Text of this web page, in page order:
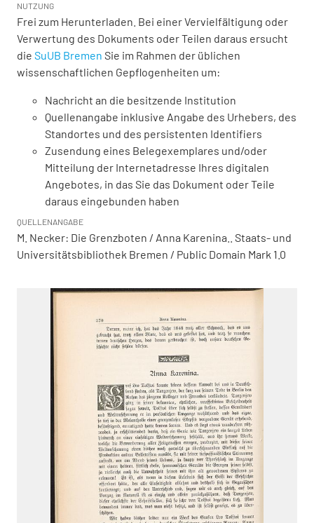
NUTZUNG
Frei zum Herunterladen. Bei einer Vervielfältigung oder
Verwertung des Dokuments oder Teilen daraus ersucht
die SuUB Bremen Sie im Rahmen der üblichen
wissenschaftlichen Gepflogenheiten um:
Nachricht an die besitzende Institution
Quellenangabe inklusive Angabe des Urhebers, des
Standortes und des persistenten Identifiers
Zusendung eines Belegexemplares und/oder
Mitteilung der Internetadresse Ihres digitalen
Angebotes, in das Sie das Dokument oder Teile
daraus eingebunden haben
QUELLENANGABE
M. Necker: Die Grenzboten / Anna Karenina.. Staats- und
Universitätsbibliothek Bremen / Public Domain Mark 1.0